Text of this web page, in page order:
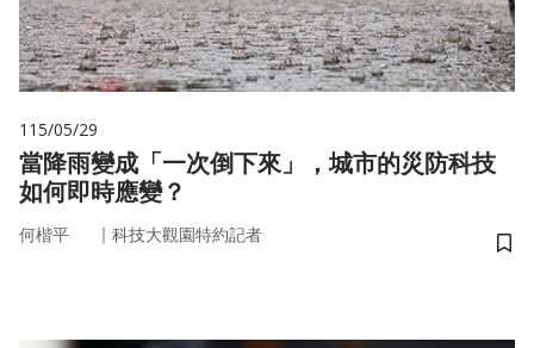
115/05/29
當降雨變成「一次倒下來」，城市的災防科技
如何即時應變？
何楷平 ｜ 科技大觀園特約記者
儲